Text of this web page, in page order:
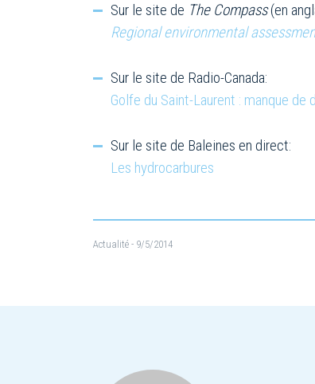
Sur le site de The Compass(en
Regional environmental
Sur le site de Radio-Canada:
Golfe du Saint-Laurent : manque
Sur le site de Baleines en direct:
Les hydrocarbures
Actualité - 9/5/2014